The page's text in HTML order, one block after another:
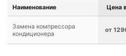
Наименование Цена
Замена компрессора
кондиционера
от